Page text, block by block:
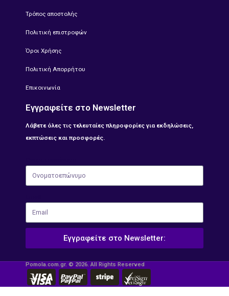
Τρόπος αποστολής
Πολιτική επιστροφών
Όροι Χρήσης
Πολιτική Απορρήτου
Επικοινωνία
Εγγραφείτε στο Newsletter
Λάβετε όλες τις τελευταίες πληροφορίες για εκδηλώσεις,
εκπτώσεις και προσφορές.
Εγγραφείτε στο Newsletter:
Pomola.com.gr. © 2026. All Rights Reserved